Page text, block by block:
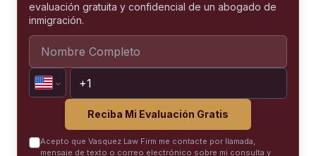
evaluación gratuita y confidencial de un abogado de
inmigración.
Reciba Mi Evaluación Gratis
Acepto que Vasquez Law Firm me contacte por llamada,
mensaje de texto o correo electrónico sobre mi consulta y